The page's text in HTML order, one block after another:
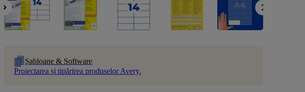
Șabloane & Software
Proiectarea și tipărirea produselor Avery.